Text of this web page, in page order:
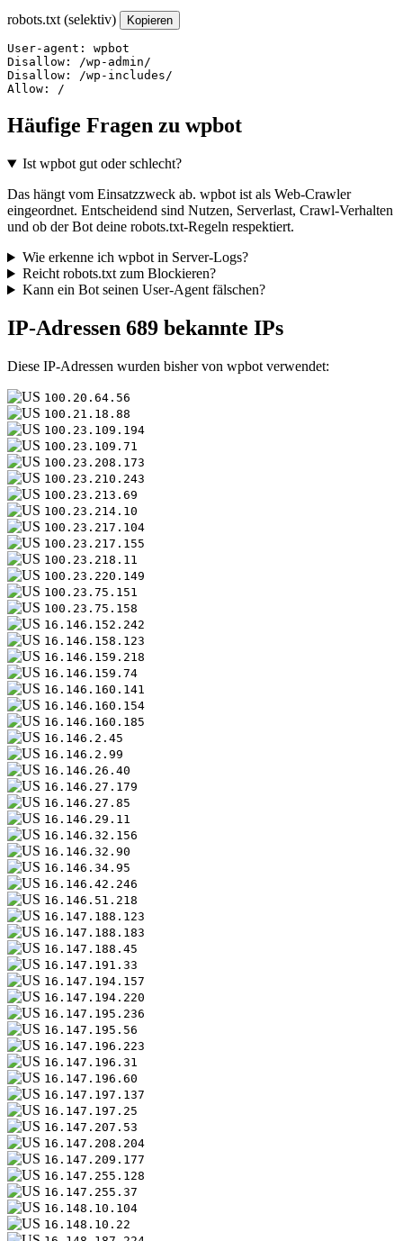
robots.txt (selektiv) Kopieren
User-agent: wpbot
Disallow: /wp-admin/
Disallow: /wp-includes/
Allow: /
Häufige Fragen zu wpbot
Ist wpbot gut oder schlecht?
Das hängt vom Einsatzzweck ab. wpbot ist als Web-Crawler
eingeordnet. Entscheidend sind Nutzen, Serverlast, Crawl-Verhalten
und ob der Bot deine robots.txt-Regeln respektiert.
Wie erkenne ich wpbot in Server-Logs?
Reicht robots.txt zum Blockieren?
Kann ein Bot seinen User-Agent fälschen?
IP-Adressen 689 bekannte IPs
Diese IP-Adressen wurden bisher von wpbot verwendet:
100.20.64.56
100.21.18.88
100.23.109.194
100.23.109.71
100.23.208.173
100.23.210.243
100.23.213.69
100.23.214.10
100.23.217.104
100.23.217.155
100.23.218.11
100.23.220.149
100.23.75.151
100.23.75.158
16.146.152.242
16.146.158.123
16.146.159.218
16.146.159.74
16.146.160.141
16.146.160.154
16.146.160.185
16.146.2.45
16.146.2.99
16.146.26.40
16.146.27.179
16.146.27.85
16.146.29.11
16.146.32.156
16.146.32.90
16.146.34.95
16.146.42.246
16.146.51.218
16.147.188.123
16.147.188.183
16.147.188.45
16.147.191.33
16.147.194.157
16.147.194.220
16.147.195.236
16.147.195.56
16.147.196.223
16.147.196.31
16.147.196.60
16.147.197.137
16.147.197.25
16.147.207.53
16.147.208.204
16.147.209.177
16.147.255.128
16.147.255.37
16.148.10.104
16.148.10.22